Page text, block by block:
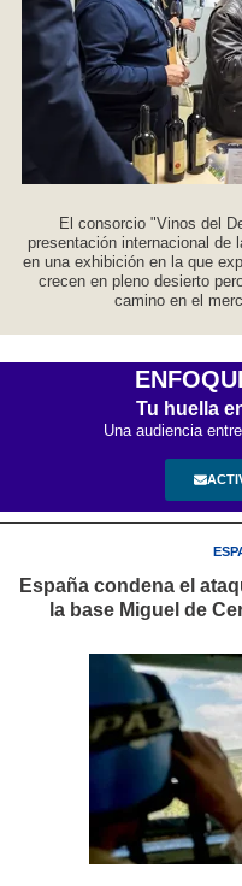
El consorcio "Vinos del
presentación internacional de
en una exhibición en la que
crecen en pleno desierto
camino en el
Tu huella
Una audiencia
España condena el
la base Miguel de